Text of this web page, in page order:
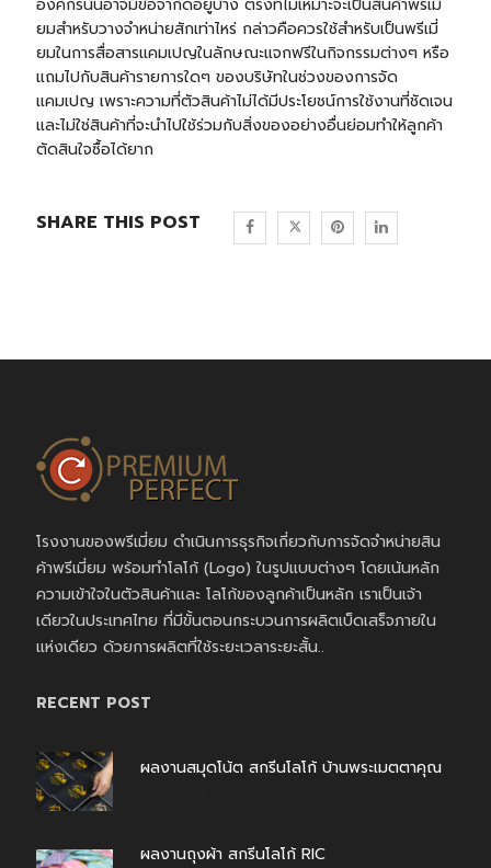
องค์กรนั้นอาจมีข้อจำกัดอยู่บ้าง ตรงที่ไม่เหมาะจะเป็นสินค้าพรีเมี่
ยมสำหรับวางจำหน่ายสักเท่าไหร่ กล่าวคือควรใช้สำหรับเป็นพรีเมี่
ยมในการสื่อสารแคมเปญในลักษณะแจกฟรีในกิจกรรมต่างๆ หรือ
แถมไปกับสินค้ารายการใดๆ ของบริษัทในช่วงของการจัด
แคมเปญ เพราะความที่ตัวสินค้าไม่ได้มีประโยชน์การใช้งานที่ชัดเจน
และไม่ใช่สินค้าที่จะนำไปใช้ร่วมกับสิ่งของอย่างอื่นย่อมทำให้ลูกค้า
ตัดสินใจซื้อได้ยาก
SHARE THIS POST
โรงงานของพรีเมี่ยม ดำเนินการธุรกิจเกี่ยวกับการจัดจำหน่ายสิน
ค้าพรีเมี่ยม พร้อมทำโลโก้ (Logo) ในรูปแบบต่างๆ โดยเน้นหลัก
ความเข้าใจในตัวสินค้าและ โลโก้ของลูกค้าเป็นหลัก เราเป็นเจ้า
เดียวในประเทศไทย ที่มีขั้นตอนกระบวนการผลิตเบ็ดเสร็จภายใน
แห่งเดียว ด้วยการผลิตที่ใช้ระยะเวลาระยะสั้น..
RECENT POST
ผลงานสมุดโน้ต สกรีนโลโก้ บ้านพระเมตตาคุณ
ผลงานถุงผ้า สกรีนโลโก้ RIC